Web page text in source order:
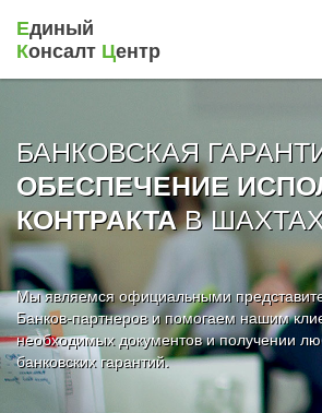
Единый
Консалт Центр
БАНКОВСКАЯ
ОБЕСПЕЧЕНИЕ
КОНТРАКТАВ
Мы являемся официальными
Банков-партнеров и помогаем нашим
необходимых документов и получении
банковских гарантий.